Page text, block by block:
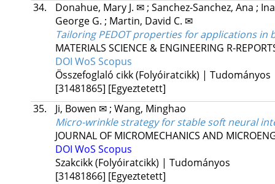
34.
Donahue, Mary J. ✉; Sanchez-Sanchez, Ana ;
George G. ; Martin, David C. ✉
Tailoring PEDOT properties for applications in
MATERIALS SCIENCE & ENGINEERING R-
DOI WoS Scopus
Összefoglaló cikk (Folyóiratcikk) | Tudományos
[31481865] [Egyeztetett]
35.
Ji, Bowen ✉; Wang, Minghao
Micro-wrinkle strategy for stable soft neural
JOURNAL OF MICROMECHANICS AND
DOI WoS Scopus
Szakcikk (Folyóiratcikk) | Tudományos
[31481866] [Egyeztetett]